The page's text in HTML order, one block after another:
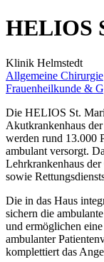
HELIOS
Klinik Helmstedt
Allgemeine Chirurgie
Frauenheilkunde &
Die HELIOS St.
Akutkrankenhaus
werden rund 13.000
ambulant versorgt.
Lehrkrankenhaus
sowie
Die in das Haus
sichern die
und ermöglichen
ambulanter
komplettiert das